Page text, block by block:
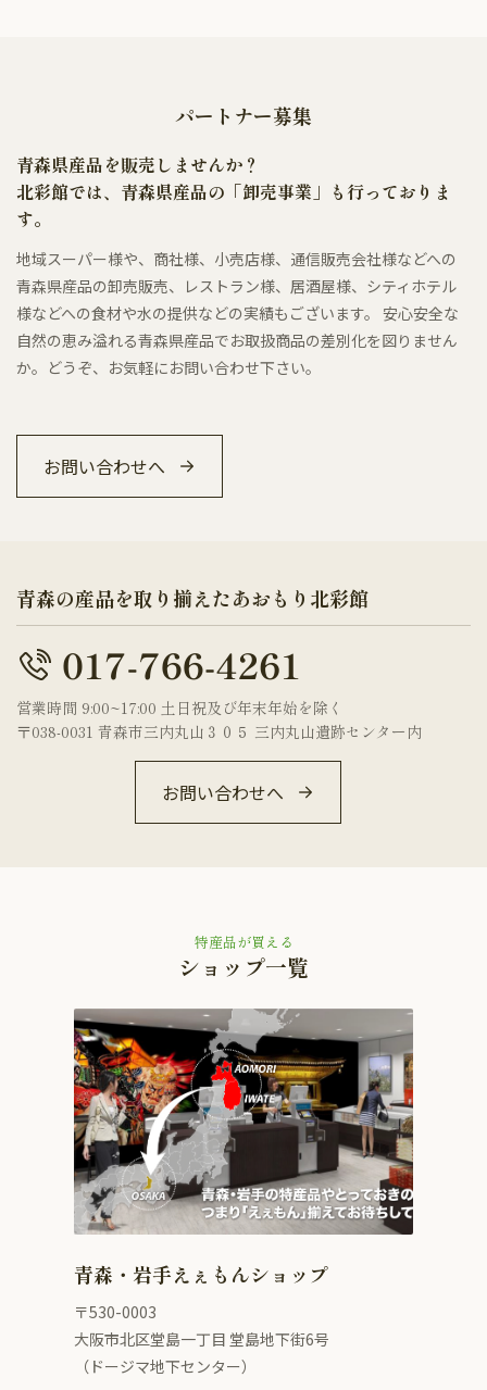
パートナー募集
青森県産品を販売しませんか？
北彩館では、青森県産品の「卸売事業」も行っておりま
す。
地域スーパー様や、商社様、小売店様、通信販売会社様などへの
青森県産品の卸売販売、レストラン様、居酒屋様、シティホテル
様などへの食材や水の提供などの実績もございます。 安心安全な
自然の恵み溢れる青森県産品でお取扱商品の差別化を図りません
か。どうぞ、お気軽にお問い合わせ下さい。
お問い合わせへ
青森の産品を取り揃えたあおもり北彩館
営業時間 9:00~17:00 土日祝及び年末年始を除く
〒038-0031 青森市三内丸山３０５ 三内丸山遺跡センター内
お問い合わせへ
特産品が買える
ショップ一覧
青森・岩手えぇもんショップ
〒530-0003
大阪市北区堂島一丁目 堂島地下街6号
（ドージマ地下センター）